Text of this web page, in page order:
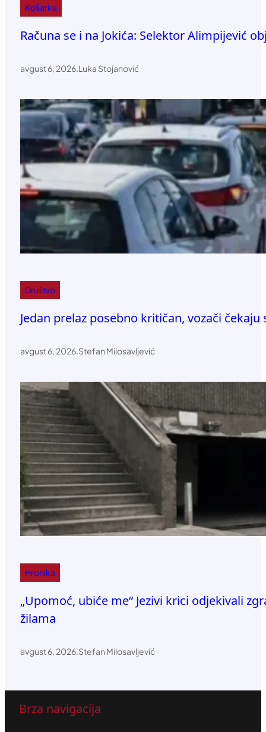
Košarka
Računa se i na Jokića: Selektor Alimpijević
avgust 6, 2026.Luka Stojanović
Društvo
Jedan prelaz posebno kritičan, vozači čekaju
avgust 6, 2026.Stefan Milosavljević
Hronika
„Upomoć, ubiće me“ Jezivi krici odjekivali
žilama
avgust 6, 2026.Stefan Milosavljević
Brza navigacija